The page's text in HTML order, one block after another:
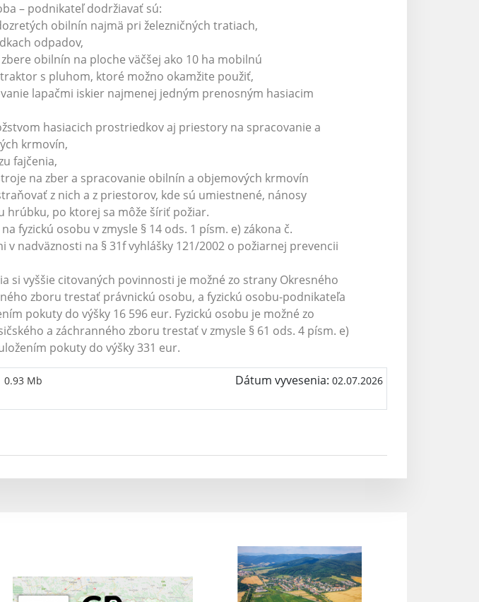
– podnikateľ dodržiavať sú:
obilnín najmä pri železničných tratiach,
odpadov,
obilnín na ploche väčšej ako 10 ha mobilnú
s pluhom, ktoré možno okamžite použiť,
lapačmi iskier najmenej jedným prenosným hasiacim
hasiacich prostriedkov aj priestory na spracovanie a
krmovín,
fajčenia,
na zber a spracovanie obilnín a objemových krmovín
z nich a z priestorov, kde sú umiestnené, nánosy
hrúbku, po ktorej sa môže šíriť požiar.
fyzickú osobu v zmysle § 14 ods. 1 písm. e) zákona č.
nadväznosti na § 31f vyhlášky 121/2002 o požiarnej prevencii
si vyššie citovaných povinnosti je možné zo strany Okresného
zboru trestať právnickú osobu, a fyzickú osobu-podnikateľa
pokuty do výšky 16 596 eur. Fyzickú osobu je možné zo
a záchranného zboru trestať v zmysle § 61 ods. 4 písm. e)
pokuty do výšky 331 eur.
0.93 Mb Dátum vyvesenia: 02.07.2026